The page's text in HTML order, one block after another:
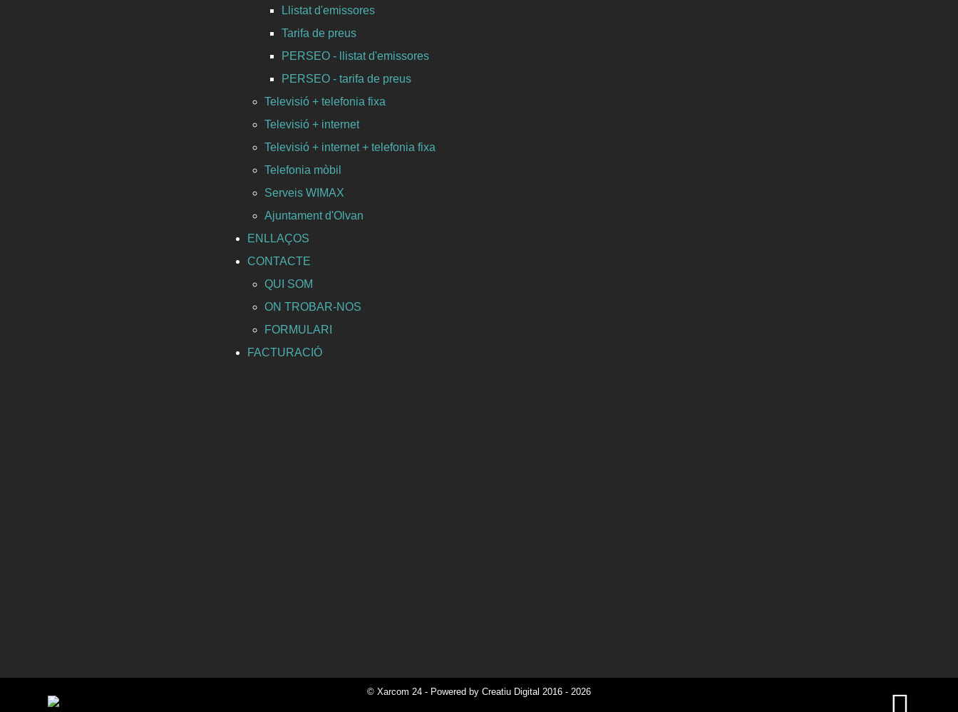
Llistat d'emissores
Tarifa de preus
PERSEO - llistat d'emissores
PERSEO - tarifa de preus
Televisió + telefonia fixa
Televisió + internet
Televisió + internet + telefonia fixa
Telefonia mòbil
Serveis WIMAX
Ajuntament d'Olvan
ENLLAÇOS
CONTACTE
QUI SOM
ON TROBAR-NOS
FORMULARI
FACTURACIÓ
© Xarcom 24 - Powered by Creatiu Digital 2016 - 2026